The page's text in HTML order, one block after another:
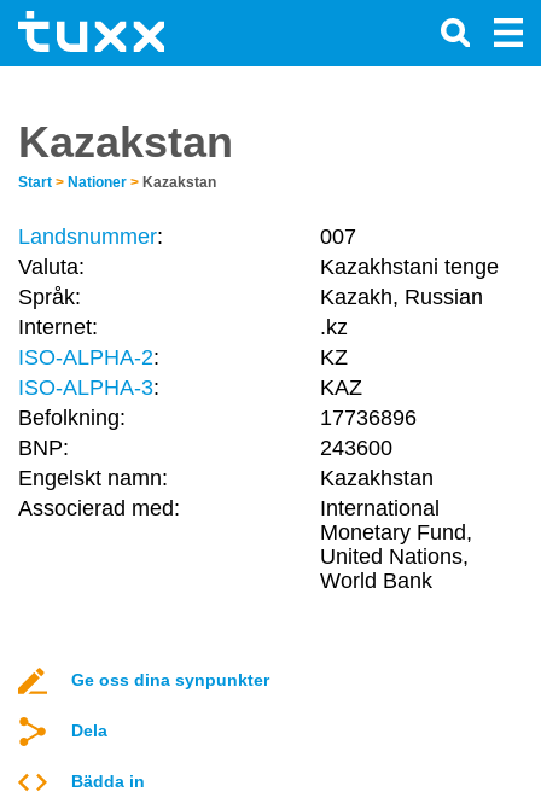
Kazakstan
Start > Nationer > Kazakstan
Landsnummer:
007
Valuta:
Kazakhstani tenge
Språk:
Kazakh, Russian
Internet:
.kz
ISO-ALPHA-2:
KZ
ISO-ALPHA-3:
KAZ
Befolkning:
17736896
BNP:
243600
Engelskt namn:
Kazakhstan
Associerad med:
International
Monetary Fund,
United Nations,
World Bank
Ge oss dina synpunkter
Dela
Bädda in